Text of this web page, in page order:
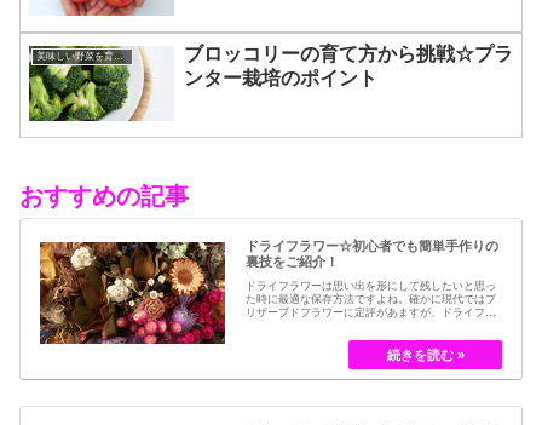
美味しい野菜を育てるコツ
ブロッコリーの育て方から挑戦☆プラ
ンター栽培のポイント
おすすめの記事
ドライフラワー☆初心者でも簡単手作りの
裏技をご紹介！
ドライフラワーは思い出を形にして残したいと思っ
た時に最適な保存方法ですよね。確かに現代ではブ
リザーブドフラワーに定評があますが、ドライフラ
とつです。結婚式のブーケなどに使われた花など、
今では押し花のサービスが有名ですが、昔はドライ
フラワーでも保存されてきました。30代以降の…